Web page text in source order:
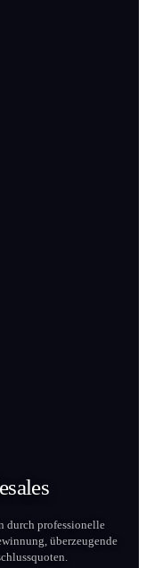
durch professionelle
überzeugende